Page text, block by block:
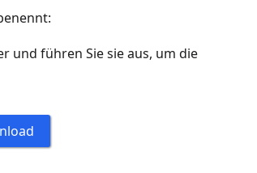
und führen Sie sie aus, um die